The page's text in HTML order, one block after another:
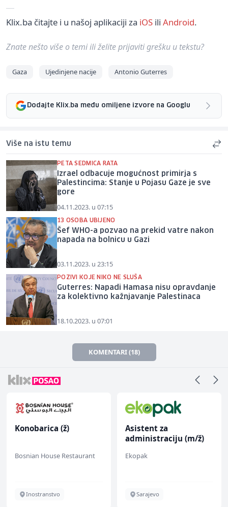
Klix.ba čitajte i u našoj aplikaciji za iOS ili Android.
Znate nešto više o temi ili želite prijaviti grešku u tekstu?
Gaza Ujedinjene nacije Antonio Guterres
Dodajte Klix.ba među omiljene izvore na Googlu
Više na istu temu
PETA SEDMICA RATA
Izrael odbacuje mogućnost primirja s
Palestincima: Stanje u Pojasu Gaze je sve
gore
04.11.2023. u 07:15
13 OSOBA UBIJENO
Šef WHO-a pozvao na prekid vatre nakon
napada na bolnicu u Gazi
03.11.2023. u 23:15
POZIVI KOJE NIKO NE SLUŠA
Guterres: Napadi Hamasa nisu opravdanje
za kolektivno kažnjavanje Palestinaca
18.10.2023. u 07:01
KOMENTARI (18)
Konobarica (ž)
Bosnian House Restaurant
Inostranstvo
Asistent za
administraciju (m/ž)
Ekopak
Sarajevo